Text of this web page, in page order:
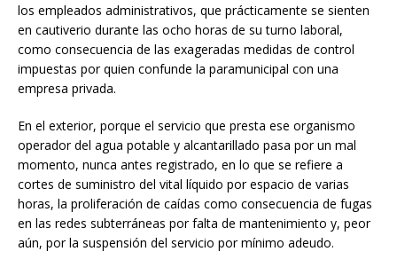
los empleados administrativos, que prácticamente se sienten
en cautiverio durante las ocho horas de su turno laboral,
como consecuencia de las exageradas medidas de control
impuestas por quien confunde la paramunicipal con una
empresa privada.
En el exterior, porque el servicio que presta ese organismo
operador del agua potable y alcantarillado pasa por un mal
momento, nunca antes registrado, en lo que se refiere a
cortes de suministro del vital líquido por espacio de varias
horas, la proliferación de caídas como consecuencia de fugas
en las redes subterráneas por falta de mantenimiento y, peor
aún, por la suspensión del servicio por mínimo adeudo.